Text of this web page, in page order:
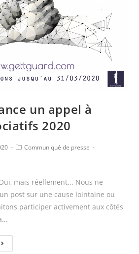
un appel à
2020
Communiqué de presse
mais réellement... Nous ne
post sur une cause lointaine ou
participer activement aux côtés